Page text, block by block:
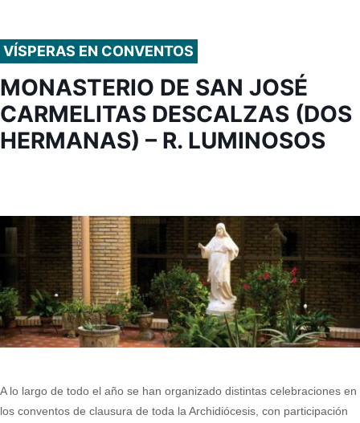
VÍSPERAS EN CONVENTOS
MONASTERIO DE SAN JOSÉ
CARMELITAS DESCALZAS (DOS
HERMANAS) – R. LUMINOSOS
A lo largo de todo el año se han organizado distintas celebraciones en
los conventos de clausura de toda la Archidiócesis, con participación